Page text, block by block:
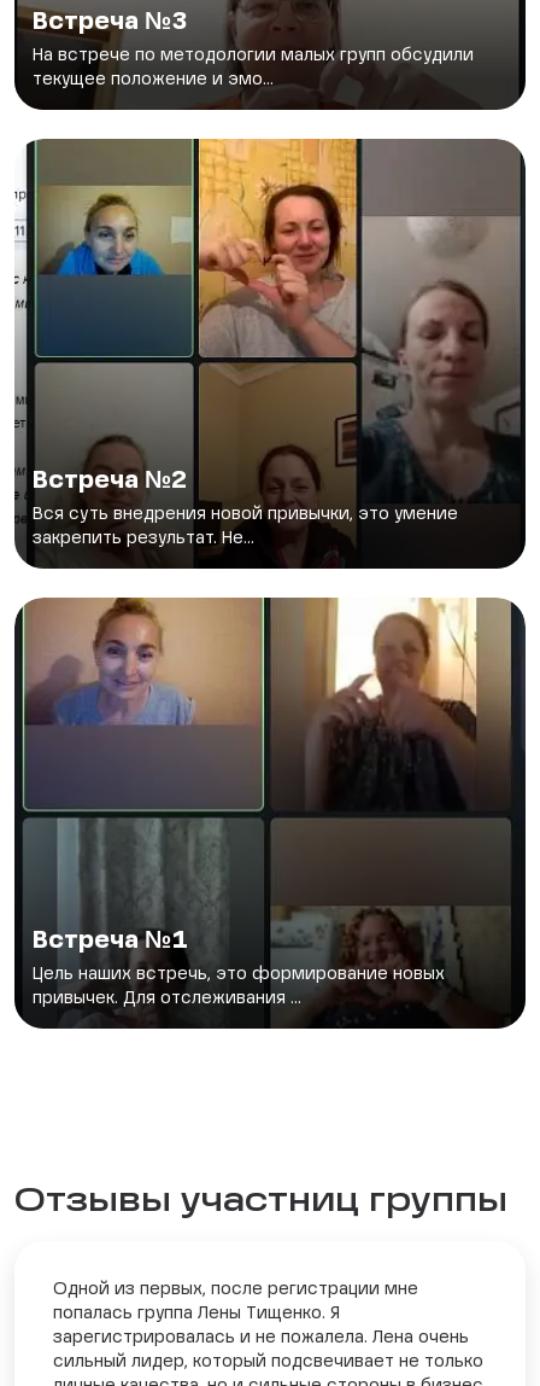
Встреча №3
На встрече по методологии малых групп обсудили
текущее положение и эмо...
Встреча №2
Вся суть внедрения новой привычки, это умение
закрепить результат. Не...
Встреча №1
Цель наших встречь, это формирование новых
привычек. Для отслеживания ...
Отзывы участниц группы
Одной из первых, после регистрации мне
попалась группа Лены Тищенко. Я
зарегистрировалась и не пожалела. Лена очень
сильный лидер, который подсвечивает не только